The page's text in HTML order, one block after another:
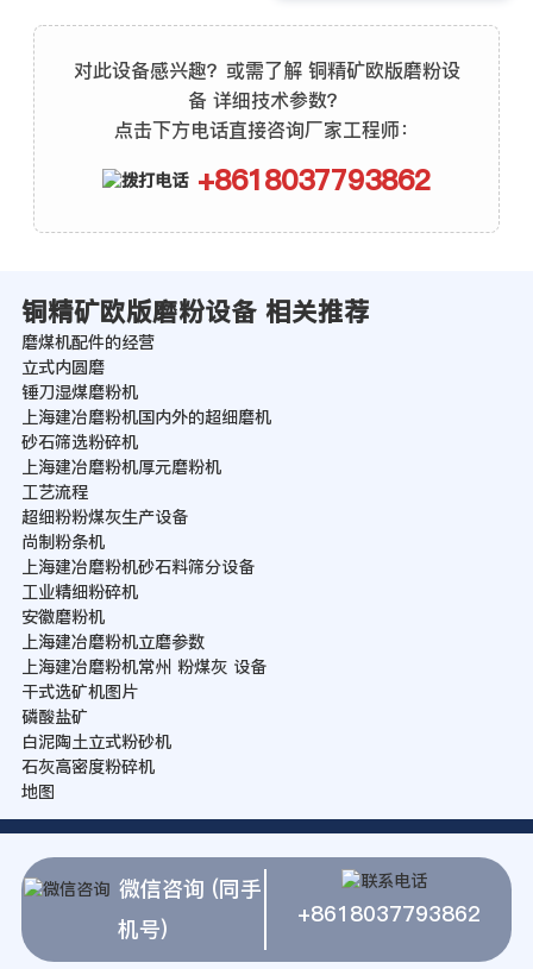
对此设备感兴趣？或需了解 铜精矿欧版磨粉设
备 详细技术参数？
点击下方电话直接咨询厂家工程师：
+8618037793862
铜精矿欧版磨粉设备 相关推荐
磨煤机配件的经营
立式内圆磨
锤刀湿煤磨粉机
上海建冶磨粉机国内外的超细磨机
砂石筛选粉碎机
上海建冶磨粉机厚元磨粉机
工艺流程
超细粉粉煤灰生产设备
尚制粉条机
上海建冶磨粉机砂石料筛分设备
工业精细粉碎机
安徽磨粉机
上海建冶磨粉机立磨参数
上海建冶磨粉机常州 粉煤灰 设备
干式选矿机图片
磷酸盐矿
白泥陶土立式粉砂机
石灰高密度粉碎机
地图
微信咨询 (同手
机号)
+8618037793862